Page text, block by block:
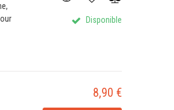
Disponible
8,90 €